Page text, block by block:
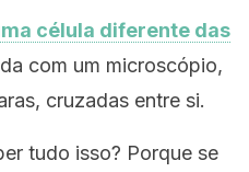
célula diferente das
com um microscópio,
cruzadas entre si.
tudo isso? Porque se